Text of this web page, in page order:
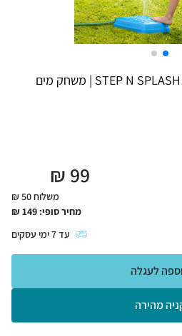
מדרך משפריץ מים לילדים STEP N SPLASH | משחק מים
99
₪
משלוח 50 ₪
מחיר סופי: 149
₪
עד7ימי עסקים
מהירה
לעגלה